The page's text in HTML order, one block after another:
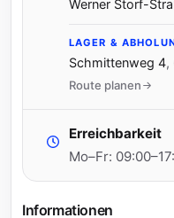
Werner Storf-
LAGER &
Schmittenweg 4,
Route planen
Erreichbarkeit
Mo–Fr:
Informationen